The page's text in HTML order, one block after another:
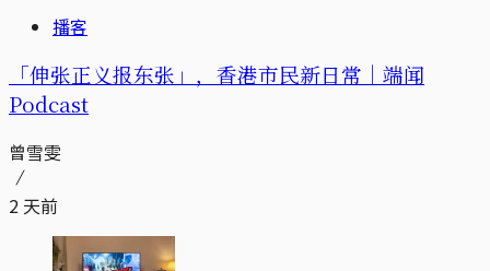
播客
「伸张正义报东张」，香港市民新日常｜端闻
Podcast
曾雪雯
2 天前